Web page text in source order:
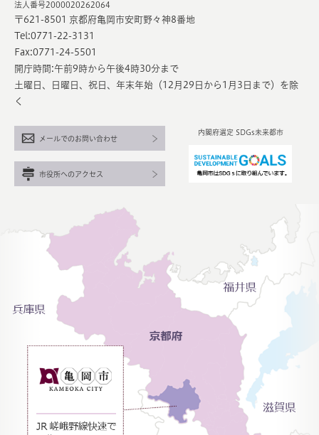
法人番号2000020262064
〒621-8501 京都府亀岡市安町野々神8番地
Tel:0771-22-3131
Fax:0771-24-5501
開庁時間:午前9時から午後4時30分まで
土曜日、日曜日、祝日、年末年始（12月29日から1月3日まで）を除
く
内閣府選定 SDGs未来都市
メールでのお問い合わせ
市役所へのアクセス